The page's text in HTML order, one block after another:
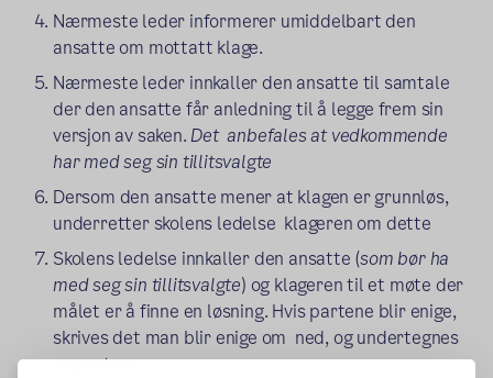
Nærmeste leder informerer umiddelbart den
ansatte om mottatt klage.
Nærmeste leder innkaller den ansatte til samtale
der den ansatte får anledning til å legge frem sin
versjon av saken. Det anbefales at vedkommende
har med seg sin tillitsvalgte
Dersom den ansatte mener at klagen er grunnløs,
underretter skolens ledelse klageren om dette
Skolens ledelse innkaller den ansatte (som bør ha
med seg sin tillitsvalgte) og klageren til et møte der
målet er å finne en løsning. Hvis partene blir enige,
skrives det man blir enige om ned, og undertegnes
av partene.